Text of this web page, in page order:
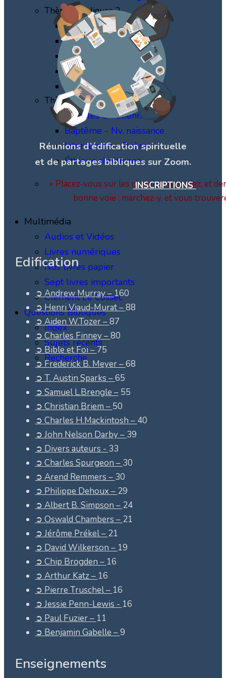
Thèmes Bibliques 2
Dieu et Jésus-Christ
Bible-Torah-Parole
Eglise-Assemblée
Le Saint-Esprit
La sanctification
Thèmes Bibliques 3
Familles Chrétiennes
Baptême - Nv. naissance
Intercession - Prière
Éthique chrétienne
« Placez-vous sur les chemins, regardez, et
bonne voie ; marchez-y, et vous
Multimédia
Audios et Vidéos
Livres numériques
Nos livres papier
Sept livres importants
Clément Le Cossec
Questions Bibliques
Index
Sujets récents
Recherche
Réunions d’édification spirituelle
et de partages bibliques sur Zoom.
INSCRIPTIONS
Edification
➲ Andrew Murray –160
➲ Henri Viaud-Murat –88
➲ Aiden W.Tozer –87
➲ Charles Finney –80
➲ Bible et Foi – 75
➲ Frederick B. Meyer –68
➲ T. Austin Sparks –65
➲ Samuel L.Brengle – 55
➲ Christian Briem – 50
➲ Charles H.Mackintosh – 40
➲ John Nelson Darby – 39
➲ Divers auteurs - 33
➲ Charles Spurgeon – 30
➲ Arend Remmers – 30
➲ Philippe Dehoux – 29
➲ Albert B. Simpson – 24
➲ Oswald Chambers – 21
➲ Jérôme Prékel – 21
➲ David Wilkerson – 19
➲ Chip Brogden – 16
➲ Arthur Katz – 16
➲ Pierre Truschel – 16
➲ Jessie Penn-Lewis - 16
➲ Paul Fuzier – 11
➲ Benjamin Gabelle –9
Enseignements